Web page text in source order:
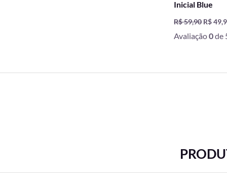
Inicial Blue
R$59,90 R$
Avaliação0de